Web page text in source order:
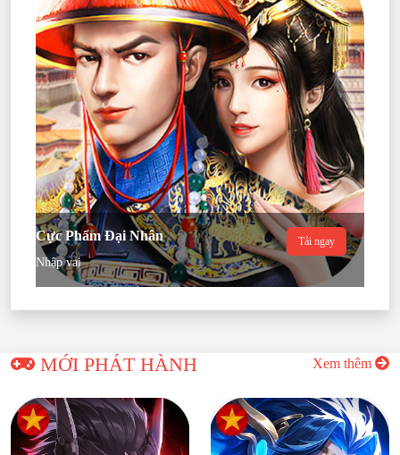
Cực Phẩm Đại Nhân
Nhập vai
Tải ngay
MỚI PHÁT HÀNH Xem thêm